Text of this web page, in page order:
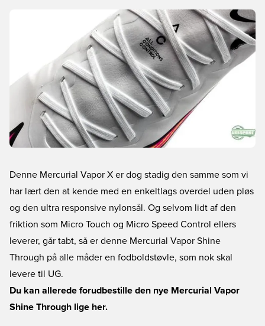
Denne Mercurial Vapor X er dog stadig den samme som vi
har lært den at kende med en enkeltlags overdel uden pløs
og den ultra responsive nylonsål. Og selvom lidt af den
friktion som Micro Touch og Micro Speed Control ellers
leverer, går tabt, så er denne Mercurial Vapor Shine
Through på alle måder en fodboldstøvle, som nok skal
levere til UG.
Du kan allerede forudbestille den nye Mercurial Vapor
Shine Through lige her.